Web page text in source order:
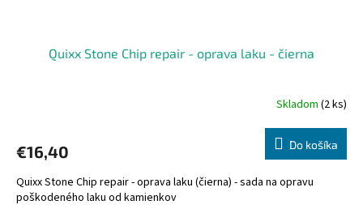
Quixx Stone Chip repair - oprava laku - čierna
Skladom (2 ks)
€16,40 Do košíka
Quixx Stone Chip repair - oprava laku (čierna) - sada na opravu
poškodeného laku od kamienkov